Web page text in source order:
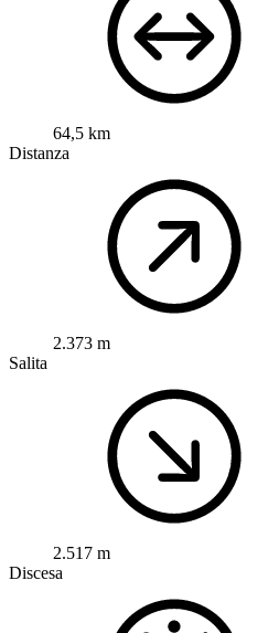
64,5 km
Distanza
2.373 m
Salita
2.517 m
Discesa